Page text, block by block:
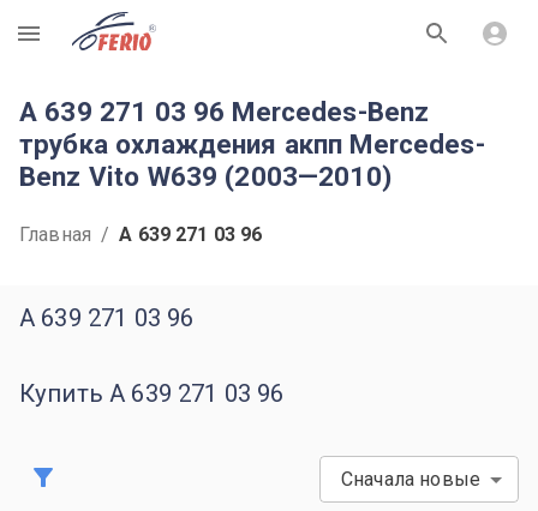
R
A 639 271 03 96 Mercedes-Benz
трубка охлаждения акпп Mercedes-
Benz Vito W639 (2003—2010)
Главная / A 639 271 03 96
A 639 271 03 96
Купить A 639 271 03 96
Сначала новые